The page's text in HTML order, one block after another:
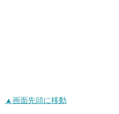
▲画面先頭に移動